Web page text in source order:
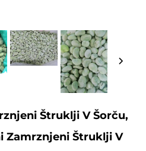
Štruklji V Šorču,
Zamrznjeni Štruklji V